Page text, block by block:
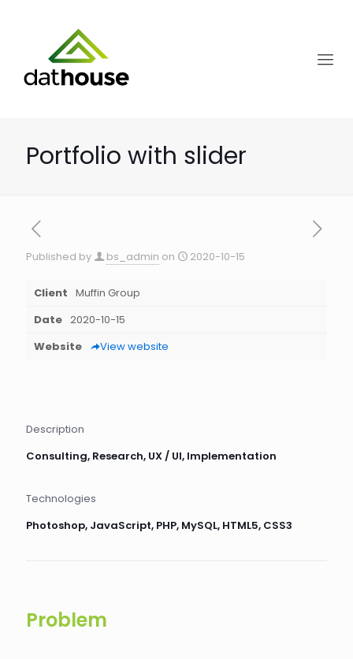
Portfolio with slider
Published by bs_admin on
2020-10-15
Client Muffin Group
Date 2020-10-15
Website
View website
Description
Consulting, Research, UX / UI, Implementation
Technologies
Photoshop, JavaScript, PHP, MySQL, HTML5, CSS3
Problem